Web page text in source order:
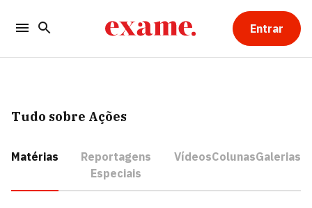
Entrar
Tudo sobre Ações
Matérias
Reportagens
Especiais
VídeosColunasGalerias